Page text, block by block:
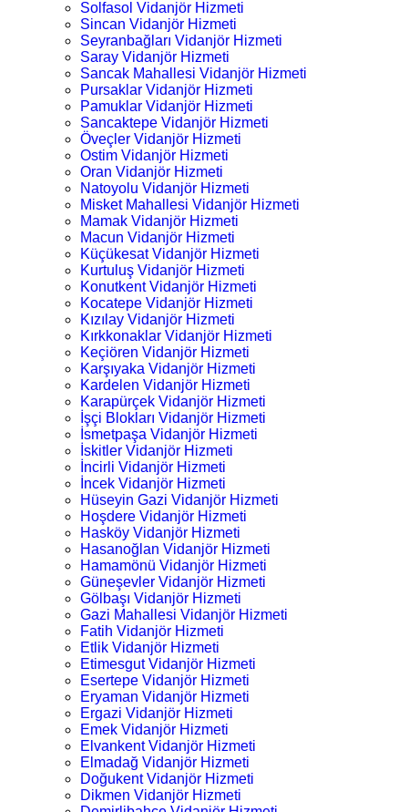
Solfasol Vidanjör Hizmeti
Sincan Vidanjör Hizmeti
Seyranbağları Vidanjör Hizmeti
Saray Vidanjör Hizmeti
Sancak Mahallesi Vidanjör Hizmeti
Pursaklar Vidanjör Hizmeti
Pamuklar Vidanjör Hizmeti
Sancaktepe Vidanjör Hizmeti
Öveçler Vidanjör Hizmeti
Ostim Vidanjör Hizmeti
Oran Vidanjör Hizmeti
Natoyolu Vidanjör Hizmeti
Misket Mahallesi Vidanjör Hizmeti
Mamak Vidanjör Hizmeti
Macun Vidanjör Hizmeti
Küçükesat Vidanjör Hizmeti
Kurtuluş Vidanjör Hizmeti
Konutkent Vidanjör Hizmeti
Kocatepe Vidanjör Hizmeti
Kızılay Vidanjör Hizmeti
Kırkkonaklar Vidanjör Hizmeti
Keçiören Vidanjör Hizmeti
Karşıyaka Vidanjör Hizmeti
Kardelen Vidanjör Hizmeti
Karapürçek Vidanjör Hizmeti
İşçi Blokları Vidanjör Hizmeti
İsmetpaşa Vidanjör Hizmeti
İskitler Vidanjör Hizmeti
İncirli Vidanjör Hizmeti
İncek Vidanjör Hizmeti
Hüseyin Gazi Vidanjör Hizmeti
Hoşdere Vidanjör Hizmeti
Hasköy Vidanjör Hizmeti
Hasanoğlan Vidanjör Hizmeti
Hamamönü Vidanjör Hizmeti
Güneşevler Vidanjör Hizmeti
Gölbaşı Vidanjör Hizmeti
Gazi Mahallesi Vidanjör Hizmeti
Fatih Vidanjör Hizmeti
Etlik Vidanjör Hizmeti
Etimesgut Vidanjör Hizmeti
Esertepe Vidanjör Hizmeti
Eryaman Vidanjör Hizmeti
Ergazi Vidanjör Hizmeti
Emek Vidanjör Hizmeti
Elvankent Vidanjör Hizmeti
Elmadağ Vidanjör Hizmeti
Doğukent Vidanjör Hizmeti
Dikmen Vidanjör Hizmeti